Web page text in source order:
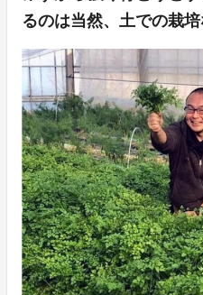
るのは当然、土での栽培